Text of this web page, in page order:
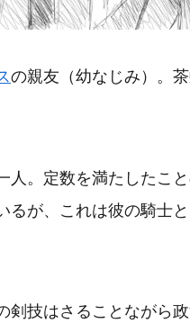
の親友（幼なじみ）。
人。定数を満たしたこ
が、これは彼の騎士と
剣技はさることながら